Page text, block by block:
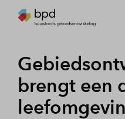
brengt een